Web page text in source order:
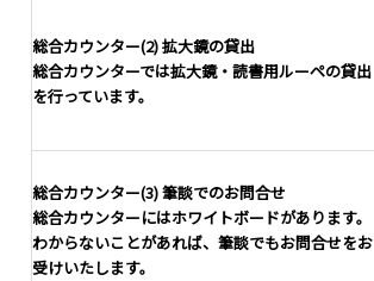
総合カウンター(2) 拡大鏡の貸出
総合カウンターでは拡大鏡・読書用ルーペの貸出
を行っています。
総合カウンター(3) 筆談でのお問合せ
総合カウンターにはホワイトボードがあります。
わからないことがあれば、筆談でもお問合せをお
受けいたします。